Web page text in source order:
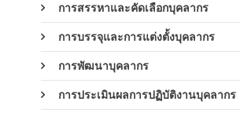
การสรรหาและคัดเลือกบุคลากร
การบรรจุและการแต่งตั้งบุคลากร
การพัฒนาบุคลากร
การประเมินผลการปฏิบัติงานบุคลากร